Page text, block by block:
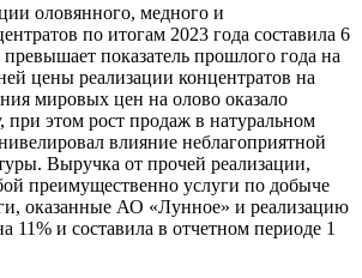
оловянного, медного и
по итогам 2023 года составила 6
показатель прошлого года на
цены реализации концентратов на
мировых цен на олово оказало
при этом рост продаж в натуральном
влияние неблагоприятной
Выручка от прочей реализации,
преимущественно услуги по добыче
оказанные АО «Лунное» и реализацию
11% и составила в отчетном периоде 1